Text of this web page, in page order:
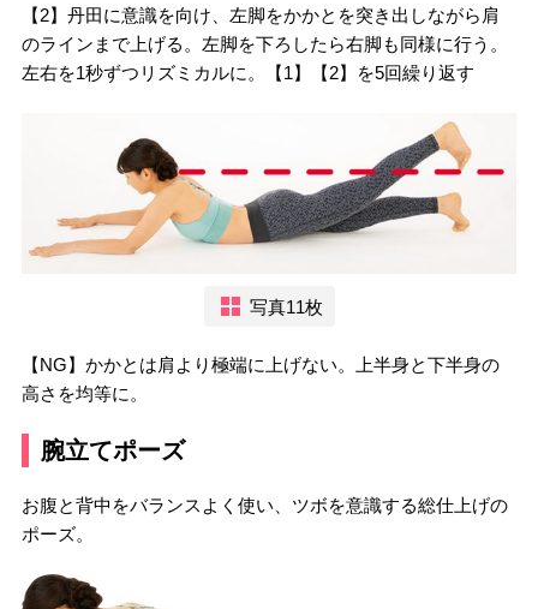
【2】丹田に意識を向け、左脚をかかとを突き出しながら肩
のラインまで上げる。左脚を下ろしたら右脚も同様に行う。
左右を1秒ずつリズミカルに。【1】【2】を5回繰り返す
写真11枚
【NG】かかとは肩より極端に上げない。上半身と下半身の
高さを均等に。
腕立てポーズ
お腹と背中をバランスよく使い、ツボを意識する総仕上げの
ポーズ。